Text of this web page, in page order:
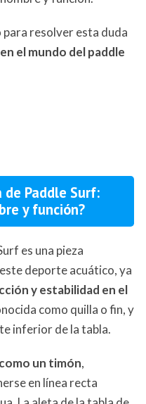
resolver esta duda
el mundo del paddle
Paddle Surf:
y función?
es una pieza
deporte acuático, ya
y estabilidad en el
como quilla o fin, y
inferior de la tabla.
un timón,
en línea recta